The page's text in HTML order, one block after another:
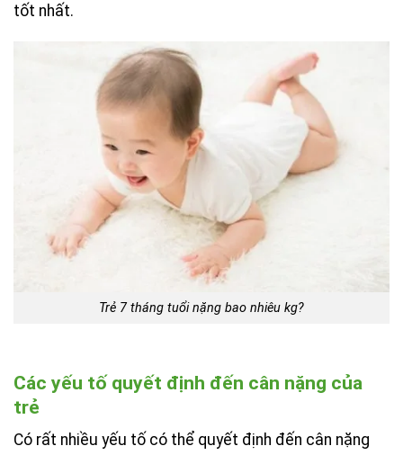
tốt nhất.
Trẻ 7 tháng tuổi nặng bao nhiêu kg?
Các yếu tố quyết định đến cân nặng của
trẻ
Có rất nhiều yếu tố có thể quyết định đến cân nặng